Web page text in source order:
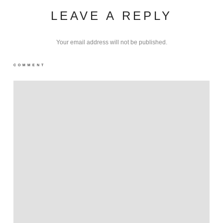
LEAVE A REPLY
Your email address will not be published.
COMMENT